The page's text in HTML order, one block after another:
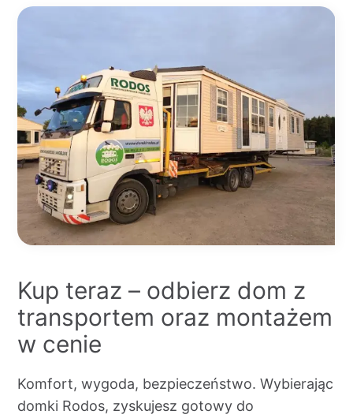
Kup teraz – odbierz dom z
transportem oraz montażem
w cenie
Komfort, wygoda, bezpieczeństwo. Wybierając
domki Rodos, zyskujesz gotowy do